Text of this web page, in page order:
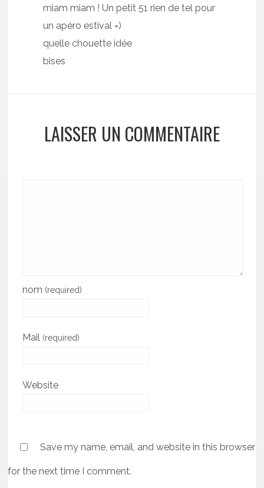
miam miam ! Un petit 51 rien de tel pour
un apéro estival =)
quelle chouette idée
bises
LAISSER UN COMMENTAIRE
nom (required)
Mail (required)
Website
Save my name, email, and website in this browser
for the next time I comment.